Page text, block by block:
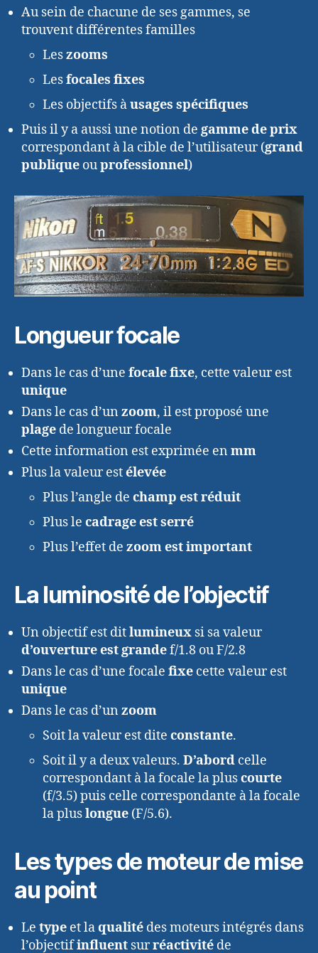
Au sein de chacune de ses gammes, se
trouvent différentes familles
Leszooms
Lesfocales fixes
Les objectifs àusages spécifiques
Puis il y a aussi une notion de gamme de prix
correspondant à la cible de l’utilisateur (grand
publique ouprofessionnel)
Longueur focale
Dans le cas d’une focalefixe, cette valeur est
unique
Dans le cas d’un zoom, il est proposé une
plage de longueur focale
Cette information est exprimée en mm
Plus la valeur estélevée
Plus l’angle de champ est réduit
Plus le cadrage est serré
Plus l’effet de zoom est important
La luminosité de l’objectif
Un objectif est ditlumineux si sa valeur
d’ouverture est grandef/1.8 ou F/2.8
Dans le cas d’une focale fixe cette valeur est
unique
Dans le cas d’un zoom
Soit la valeur est dite constante.
Soit il y a deux valeurs. D’abord celle
correspondant à la focale la pluscourte
(f/3.5) puis celle correspondante à la focale
la pluslongue (F/5.6).
Les types de moteur de mise
au point
Le type et laqualité des moteurs intégrés dans
l’objectifinfluent surréactivité de